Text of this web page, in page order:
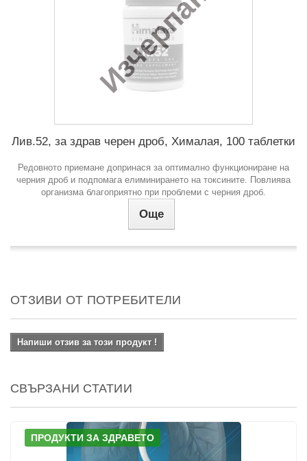
Изчерпан
Лив.52, за здрав черен дроб, Хималая, 100 таблетки
Редовното приемане допринася за оптимално функциониране на
черния дроб и подпомага елиминирането на токсините. Повлиява
организма благоприятно при проблеми с черния дроб.
Още
ОТЗИВИ ОТ ПОТРЕБИТЕЛИ
Напиши отзив за този продукт !
СВЪРЗАНИ СТАТИИ
ПРОДУКТИ ЗА ЗДРАВЕТО